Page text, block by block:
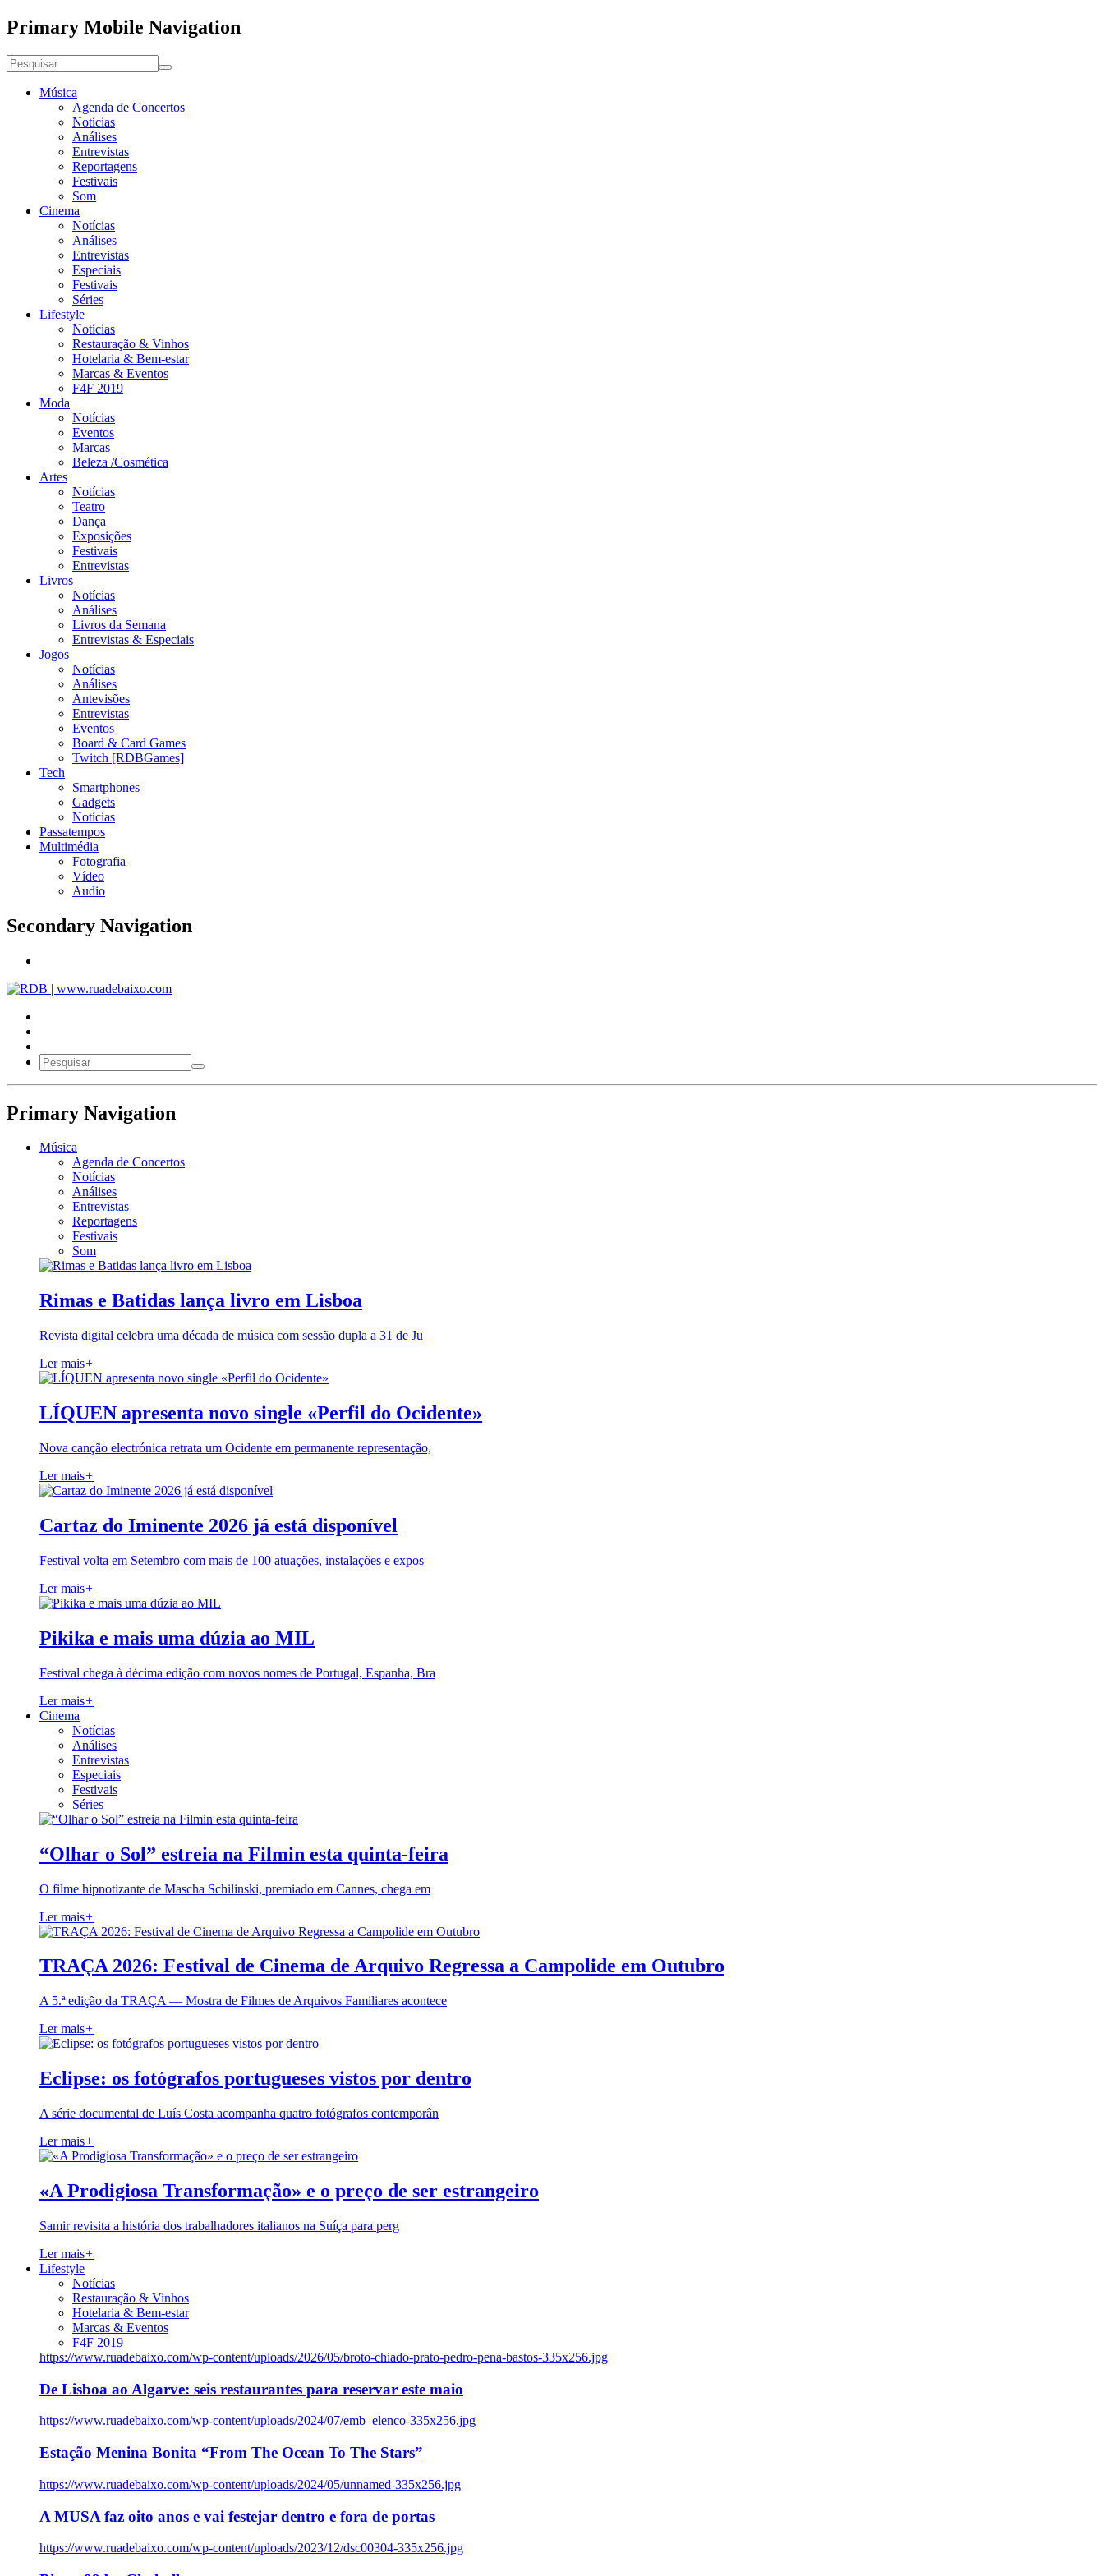
Primary Mobile Navigation
Música
Agenda de Concertos
Notícias
Análises
Entrevistas
Reportagens
Festivais
Som
Cinema
Notícias
Análises
Entrevistas
Especiais
Festivais
Séries
Lifestyle
Notícias
Restauração & Vinhos
Hotelaria & Bem-estar
Marcas & Eventos
F4F 2019
Moda
Notícias
Eventos
Marcas
Beleza /Cosmética
Artes
Notícias
Teatro
Dança
Exposições
Festivais
Entrevistas
Livros
Notícias
Análises
Livros da Semana
Entrevistas & Especiais
Jogos
Notícias
Análises
Antevisões
Entrevistas
Eventos
Board & Card Games
Twitch [RDBGames]
Tech
Smartphones
Gadgets
Notícias
Passatempos
Multimédia
Fotografia
Vídeo
Audio
Secondary Navigation
Primary Navigation
Música
Agenda de Concertos
Notícias
Análises
Entrevistas
Reportagens
Festivais
Som
Rimas e Batidas lança livro em Lisboa
Revista digital celebra uma década de música com sessão dupla a 31 de Ju
Ler mais+
LÍQUEN apresenta novo single «Perfil do Ocidente»
Nova canção electrónica retrata um Ocidente em permanente representação,
Ler mais+
Cartaz do Iminente 2026 já está disponível
Festival volta em Setembro com mais de 100 atuações, instalações e expos
Ler mais+
Pikika e mais uma dúzia ao MIL
Festival chega à décima edição com novos nomes de Portugal, Espanha, Bra
Ler mais+
Cinema
Notícias
Análises
Entrevistas
Especiais
Festivais
Séries
“Olhar o Sol” estreia na Filmin esta quinta-feira
O filme hipnotizante de Mascha Schilinski, premiado em Cannes, chega em
Ler mais+
TRAÇA 2026: Festival de Cinema de Arquivo Regressa a Campolide em Outubro
A 5.ª edição da TRAÇA — Mostra de Filmes de Arquivos Familiares acontece
Ler mais+
Eclipse: os fotógrafos portugueses vistos por dentro
A série documental de Luís Costa acompanha quatro fotógrafos contemporân
Ler mais+
«A Prodigiosa Transformação» e o preço de ser estrangeiro
Samir revisita a história dos trabalhadores italianos na Suíça para perg
Ler mais+
Lifestyle
Notícias
Restauração & Vinhos
Hotelaria & Bem-estar
Marcas & Eventos
F4F 2019
https://www.ruadebaixo.com/wp-content/uploads/2026/05/broto-chiado-prato-pedro-pena-bastos-335x256.jpg
De Lisboa ao Algarve: seis restaurantes para reservar este maio
https://www.ruadebaixo.com/wp-content/uploads/2024/07/emb_elenco-335x256.jpg
Estação Menina Bonita “From The Ocean To The Stars”
https://www.ruadebaixo.com/wp-content/uploads/2024/05/unnamed-335x256.jpg
A MUSA faz oito anos e vai festejar dentro e fora de portas
https://www.ruadebaixo.com/wp-content/uploads/2023/12/dsc00304-335x256.jpg